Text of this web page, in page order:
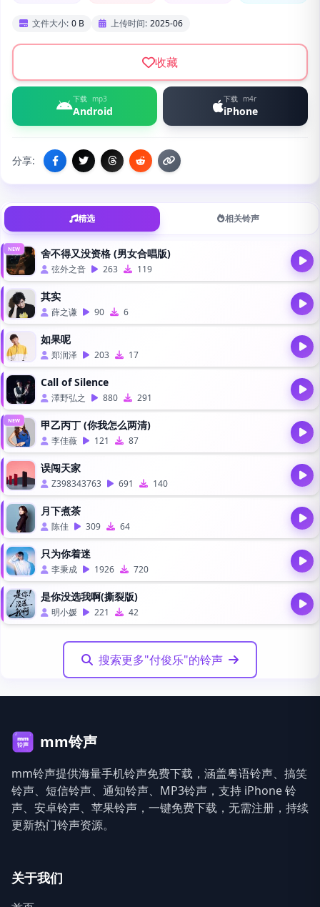
文件大小: 0 B 上传时间: 2025-06
收藏
下载 mp3
Android
下载 m4r
iPhone
分享:
精选 相关铃声
NEW 舍不得又没资格 (男女合唱版)
弦外之音 263 119
其实
薛之谦 90 6
如果呢
郑润泽 203 17
Call of Silence
澤野弘之 880 291
NEW 甲乙丙丁 (你我怎么两清)
李佳薇 121 87
误闯天家
Z398343763 691 140
月下煮茶
陈佳 309 64
只为你着迷
李秉成 1926 720
是你没选我啊(撕裂版)
明小媛 221 42
搜索更多"付俊乐"的铃声
mm铃声
mm铃声提供海量手机铃声免费下载，涵盖粤语铃声、搞笑
铃声、短信铃声、通知铃声、MP3铃声，支持 iPhone 铃
声、安卓铃声、苹果铃声，一键免费下载，无需注册，持续
更新热门铃声资源。
关于我们